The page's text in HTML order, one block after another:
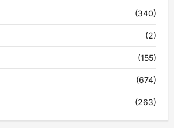
(340)
(2)
(155)
(674)
(263)